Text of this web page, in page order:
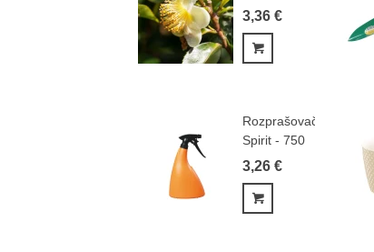
Camellia
sinensis -...
3,36 €
Rozprašovač
Spirit - 750
ml
oranžový...
3,26 €